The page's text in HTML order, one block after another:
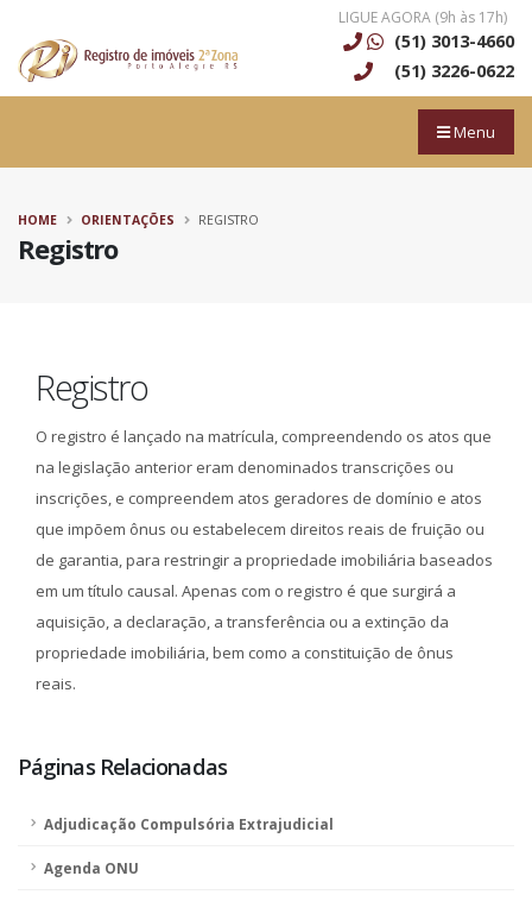
LIGUE AGORA (9h às 17h)
(51) 3013-4660
(51) 3226-0622
Menu
Registro
HOME ORIENTAÇÕES REGISTRO
Registro
O registro é lançado na matrícula, compreendendo os atos que
na legislação anterior eram denominados transcrições ou
inscrições, e compreendem atos geradores de domínio e atos
que impõem ônus ou estabelecem direitos reais de fruição ou
de garantia, para restringir a propriedade imobiliária baseados
em um título causal. Apenas com o registro é que surgirá a
aquisição, a declaração, a transferência ou a extinção da
propriedade imobiliária, bem como a constituição de ônus
reais.
Páginas Relacionadas
Adjudicação Compulsória Extrajudicial
Agenda ONU